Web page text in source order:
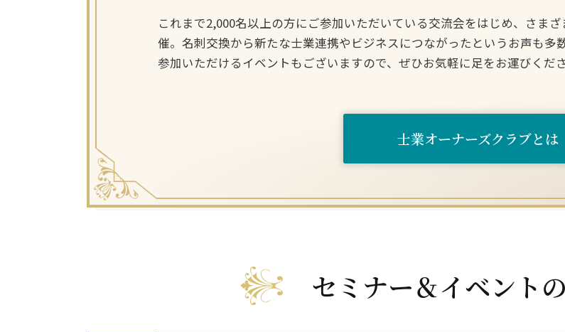
これまで2,000名以上の方にご参加いただいている交流会をはじめ、さま
催。名刺交換から新たな士業連携やビジネスにつながったというお声も多
参加いただけるイベントもございますので、ぜひお気軽に足をお運びくださ
士業オーナーズクラブとは
セミナー＆イベント